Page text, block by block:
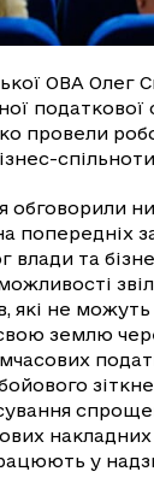
ОВА Олег
податкової
провели
спільноти
обговорили
попередніх
влади та
які не можуть
землю
у